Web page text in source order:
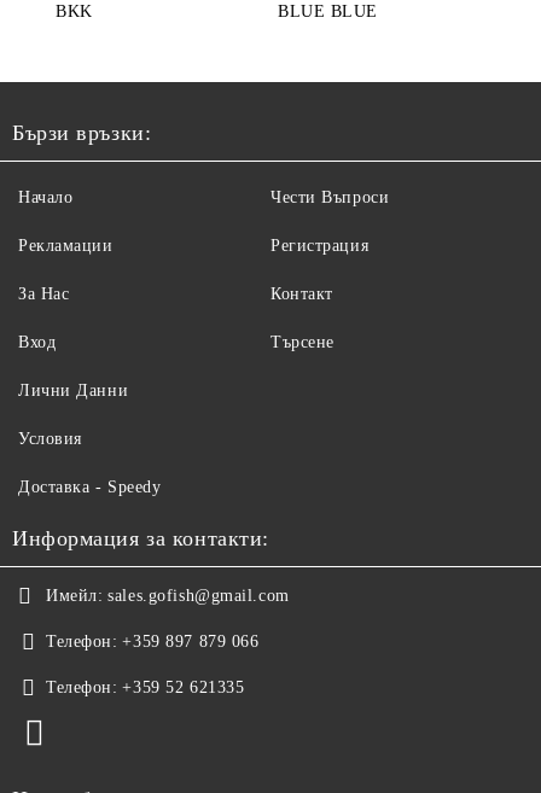
BKK BLUE BLUE
Бързи връзки:
Начало
Рекламации
За Нас
Вход
Чести Въпроси
Регистрация
Контакт
Търсене
Лични Данни
Условия
Доставка - Speedy
Информация за контакти:
Имейл: sales.gofish@gmail.com
Телефон: +359 897 879 066
Телефон: +359 52 621335